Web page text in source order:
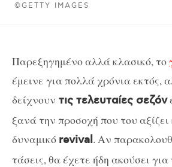
©GETTY IMAGES
Παρεξηγημένο αλλά κλασικό, το
έμεινε για πολλά χρόνια εκτός,
δείχνουν τις τελευταίες σεζόν
ξανά την προσοχή που του αξίζει
δυναμικό revival. Αν
τάσεις, θα έχετε ήδη ακούσει για